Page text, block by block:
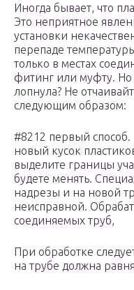
Иногда бывает, что
Это неприятное
установки
перепаде
только в местах
фитинг или муфту. Но
лопнула? Не
следующим образом:
#8212 первый
новый кусок
выделите границы
будете менять.
надрезы и на новой
неисправной.
соединяемых труб,
При обработке
на трубе должна